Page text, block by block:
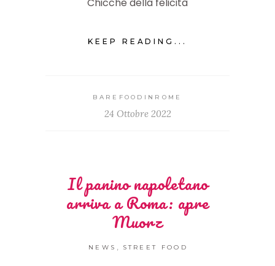
KEEP READING...
BAREFOODINROME
24 Ottobre 2022
Il panino napoletano
arriva a Roma: apre
Muorz
NEWS , STREET FOOD